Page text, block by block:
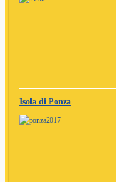
Isola di Ponza